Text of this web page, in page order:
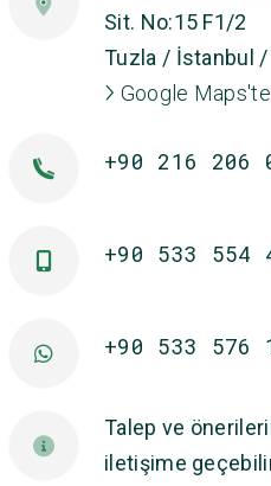
Sit. No:15 F1/2
Tuzla / İstanbul /
Google
+90 216 206
+90 533 554
+90 533 576
Talep ve
iletişime